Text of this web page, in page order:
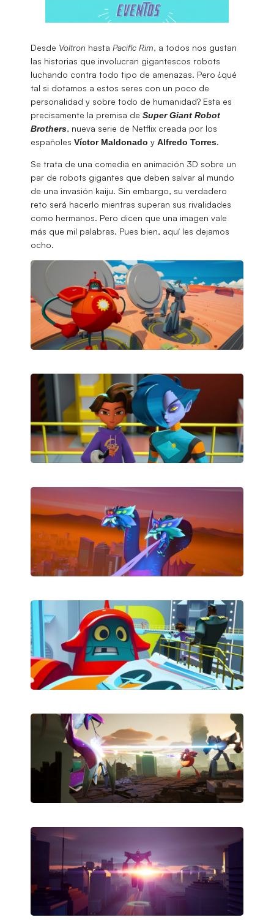
Desde Voltron hasta Pacific Rim, a todos nos gustan
las historias que involucran gigantescos robots
luchando contra todo tipo de amenazas. Pero ¿qué
tal si dotamos a estos seres con un poco de
personalidad y sobre todo de humanidad? Esta es
precisamente la premisa de Super Giant Robot
Brothers, nueva serie de Netflix creada por los
españoles Víctor Maldonado y Alfredo Torres.
Se trata de una comedia en animación 3D sobre un
par de robots gigantes que deben salvar al mundo
de una invasión kaiju. Sin embargo, su verdadero
reto será hacerlo mientras superan sus rivalidades
como hermanos. Pero dicen que una imagen vale
más que mil palabras. Pues bien, aquí les dejamos
ocho.